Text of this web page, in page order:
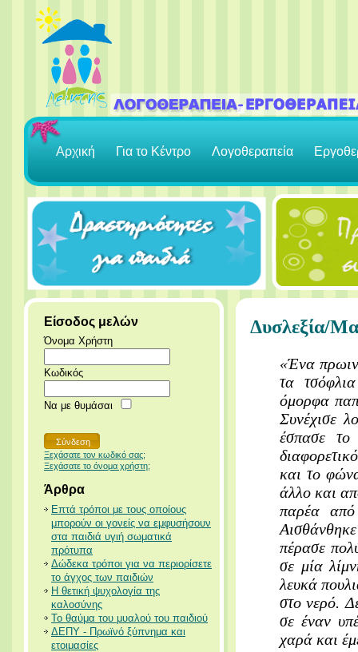
Αρχική Για το Κέντρο Λογοθεραπεία
Είσοδος μελών
Όνομα Χρήστη
Κωδικός
Να με θυμάσαι
Ξεχάσατε τον κωδικό σας;
Ξεχάσατε το όνομα χρήστη;
Άρθρα
Επτά τρόποι με τους οποίους
μπορούν οι γονείς να εμφυσήσουν
στα παιδιά υγιή σωματικά
πρότυπα
Δώδεκα τρόποι για να περιορίσετε
το άγχος των παιδιών
Η θετική ψυχολογία της
καλοσύνης
Το θαύμα του μυαλού του παιδιού
ΔΕΠΥ - Πρωϊνό ξύπνημα και
ετοιμασίες
Δυσλεξία/
«Ένα
τα
όμορφα
Συνέχισε
έσπασε το
και το
άλλο και
παρέα από
πέρασε
σε μία
λευκά
στο νερό.
σε έναν
χαρά και